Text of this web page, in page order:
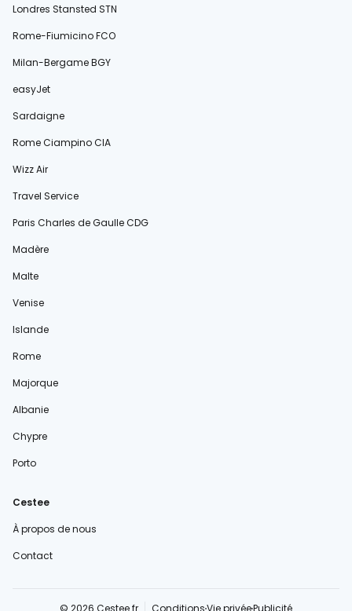
Londres Stansted STN
Rome-Fiumicino FCO
Milan-Bergame BGY
easyJet
Sardaigne
Rome Ciampino CIA
Wizz Air
Travel Service
Paris Charles de Gaulle CDG
Madère
Malte
Venise
Islande
Rome
Majorque
Albanie
Chypre
Porto
Cestee
À propos de nous
Contact
© 2026 Cestee.fr ConditionsVie privéePublicité